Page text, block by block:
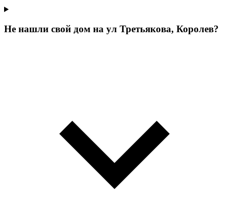
Не нашли свой дом на ул Третьякова, Королев?